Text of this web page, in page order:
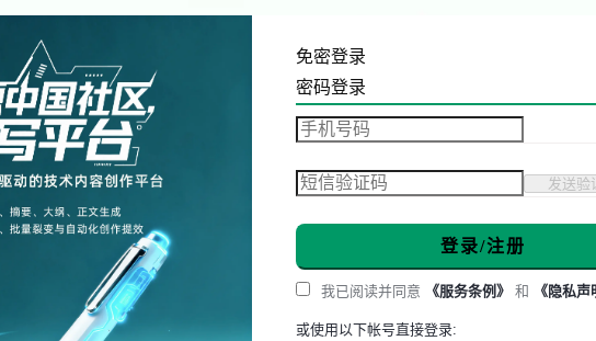
免密登录
密码登录
发送验
登录/注册
我已阅读并同意 《服务条例》 和 《隐私声
或使用以下帐号直接登录: